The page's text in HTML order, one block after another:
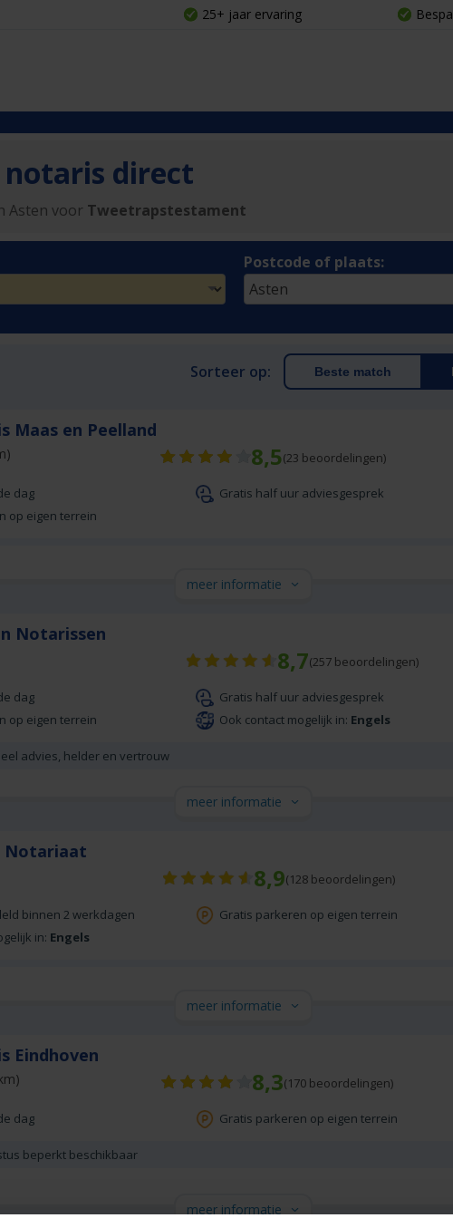
25+ jaar ervaring
notaris direct
Asten voor Tweetrapstestament
Postcode of plaats:
Sorteer op: Beste match
Maas en Peelland
8,5(23 beoordelingen)
dag
Gratis half uur adviesgesprek
op eigen terrein
meer informatie
Notarissen
8,7(257beoordelingen)
dag
Gratis half uur adviesgesprek
op eigen terrein
Ook contact mogelijk in: Engels
advies, helder en vertrouw
meer informatie
Notariaat
8,9(128 beoordelingen)
binnen 2 werkdagen
Gratis parkeren op eigen terrein
in: Engels
meer informatie
Eindhoven
8,3(170 beoordelingen)
dag Gratis parkeren op eigen terrein
beperkt beschikbaar
meer informatie